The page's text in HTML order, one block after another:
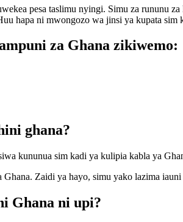
pesa taslimu nyingi. Simu za rununu
hapa ni mwongozo wa jinsi ya kupata sim
za Ghana zikiwemo:
ghana?
kununua sim kadi ya kulipia kabla ya
Zaidi ya hayo, simu yako lazima
Ghana ni upi?